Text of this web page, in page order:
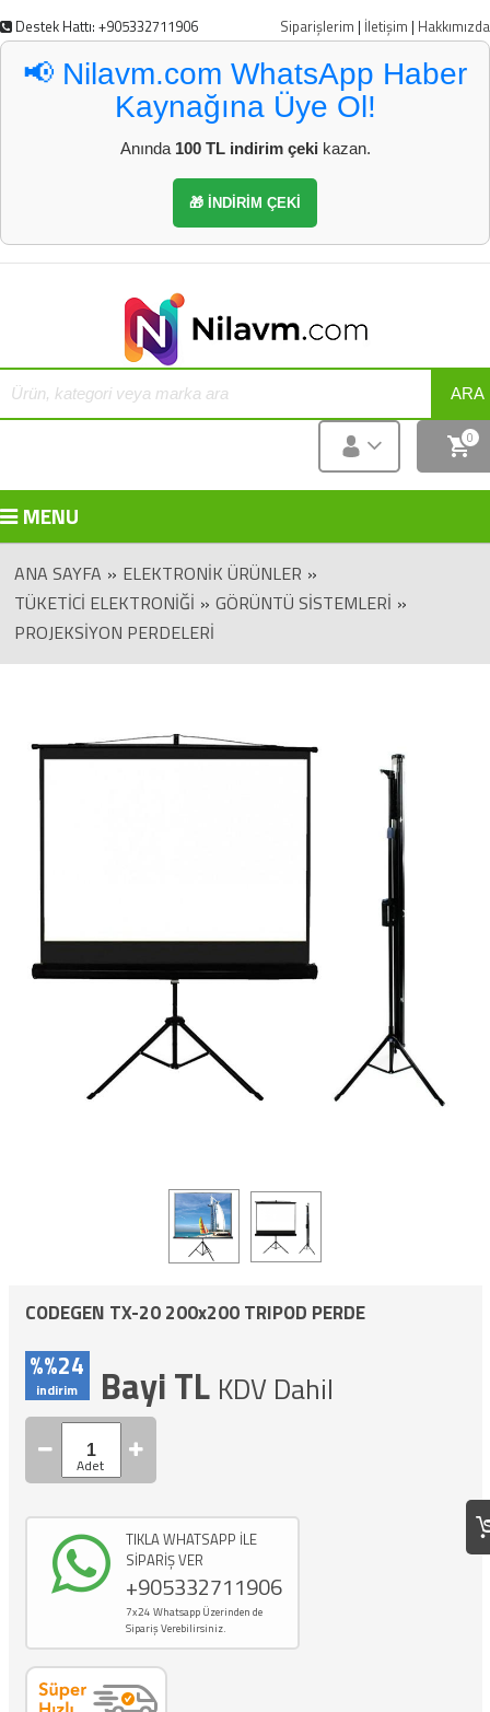
Destek Hattı: +905332711906 Siparişlerim | İletişim | Hakkımızda
📢 Nilavm.com WhatsApp Haber
Kaynağına Üye Ol!
Anında 100 TL indirim çeki kazan.
🎁 İNDİRİM ÇEKİ
ARA
0
MENU
ANA SAYFA » ELEKTRONIK ÜRÜNLER »
TÜKETICI ELEKTRONIĞI » GÖRÜNTÜ SISTEMLERI »
PROJEKSIYON PERDELERI
CODEGEN TX-20 200x200 TRIPOD PERDE
%%24
indirim Bayi TL KDV Dahil
TIKLA WHATSAPP İLE
SİPARİŞ VER
+905332711906
7x24 Whatsapp Üzerinden de
Sipariş Verebilirsiniz.